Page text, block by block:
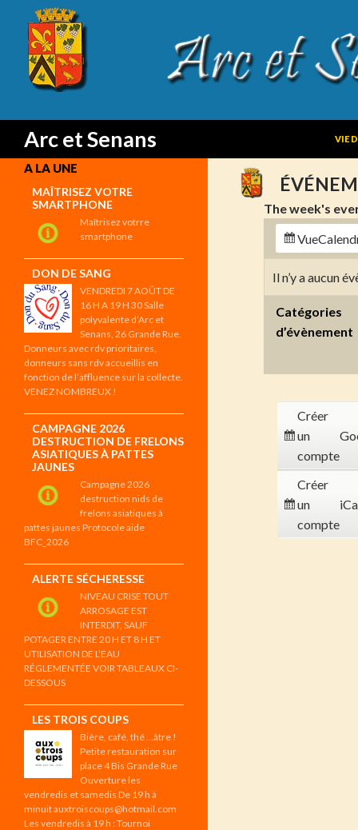
Arc et Senans
Search
VIE
The week's
Vue
Il n’y a aucun
Catégories
d’évènement
Créer
un
compte
Créer
un
compte
A LA UNE
MAÎTRISEZ VOTRE
SMARTPHONE
Maîtrisez votrre
smartphone
DON DE SANG
VENDREDI 7 AOÛT DE
16 H A 19 H 30 Salle
polyvalente d’Arc et
Senans, 26 Grande Rue.
Donneurs avec rdv prioritaires,
donneurs sans rdv accueillis en
fonction de l’affluence sur la collecte.
VENEZ NOMBREUX !
CAMPAGNE 2026
DESTRUCTION DE FRELONS
ASIATIQUES À PATTES
JAUNES
Campagne 2026
destruction nids de
frelons asiatiques à
pattes jaunes Protocole aide
BFC_2026
ALERTE SÉCHERESSE
NIVEAU CRISE TOUT
ARROSAGE EST
INTERDIT, SAUF
POTAGER ENTRE 20 H ET 8 H ET
UTILISATION DE L’EAU
RÉGLEMENTÉE VOIR TABLEAUX CI-
DESSOUS
LES TROIS COUPS
Bière, café, thé …âtre !
Petite restauration sur
place 4 Bis Grande Rue
Ouverture les
vendredis et samedis De 19 h à
minuit auxtroiscoups@hotmail.com
Les vendredis à 19 h : Tournoi